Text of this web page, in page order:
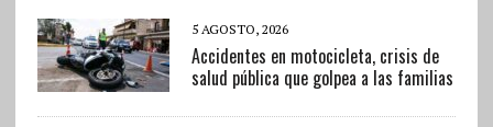
5 AGOSTO, 2026
Accidentes en motocicleta, crisis de
salud pública que golpea a las familias